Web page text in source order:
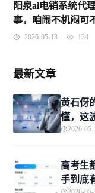
阳泉ai电销系统代
事，咱闹不机闷可
2026-05-13 134
最新文章
黄石伢
懂，这
2026-
高考生
手到底